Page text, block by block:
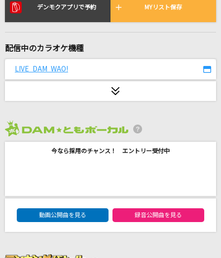
リアルタイムで歌われている曲の一覧
こいのうた
あの子コンプレックス
ジレンマ
デンモクアプリで予約 MYリスト保存
配信中のカラオケ機種
LIVE DAM WAO!
今なら採用のチャンス！ エントリー受付中
DAM★ともボーカルエントリーランキング
動画公開曲を見る
録音公開曲を見る